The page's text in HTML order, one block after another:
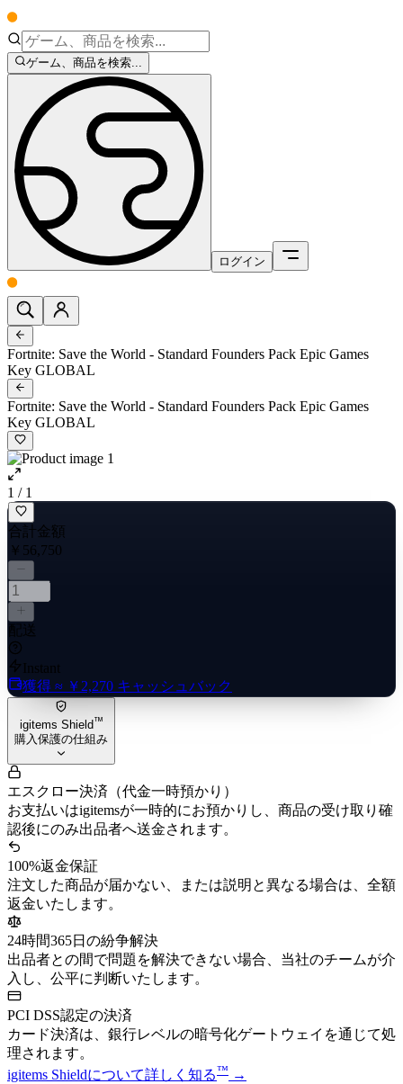
ゲーム、商品を検索...
ログイン
Fortnite: Save the World - Standard Founders Pack Epic Games
Key GLOBAL
Fortnite: Save the World - Standard Founders Pack Epic Games
Key GLOBAL
1 / 1
合計金額
￥56,750
配送
Instant
獲得 ≈ ￥2,270 キャッシュバック
igitems Shield™
購入保護の仕組み
エスクロー決済（代金一時預かり）
お支払いはigitemsが一時的にお預かりし、商品の受け取り確
認後にのみ出品者へ送金されます。
100%返金保証
注文した商品が届かない、または説明と異なる場合は、全額
返金いたします。
24時間365日の紛争解決
出品者との間で問題を解決できない場合、当社のチームが介
入し、公平に判断いたします。
PCI DSS認定の決済
カード決済は、銀行レベルの暗号化ゲートウェイを通じて処
理されます。
igitems Shieldについて詳しく知る™ →